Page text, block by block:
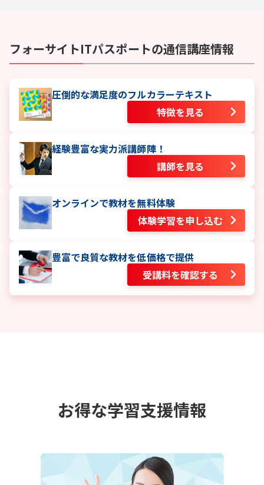
フォーサイトITパスポートの通信講座情報
圧倒的な満足度のフルカラーテキスト
特徴を見る
経験豊富な実力派講師陣！
講師を見る
オンラインで教材を無料体験
体験学習を申し込む
豊富で良質な教材を低価格で提供
受講料を確認する
お得な学習支援情報